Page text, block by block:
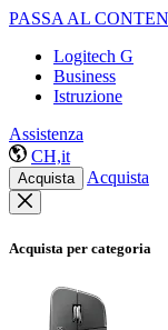
PASSA AL
Logitech G
Business
Istruzione
Assistenza
CH,it
Acquista Acquista
Acquista per categoria